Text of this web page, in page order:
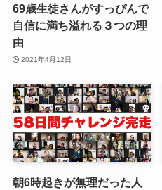
69歳生徒さんがすっぴんで
自信に満ち溢れる３つの理
由
2021年4月12日
朝6時起きが無理だった人